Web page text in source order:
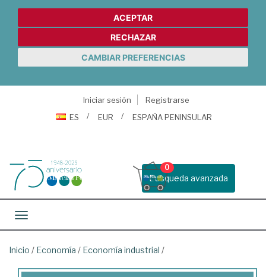
ACEPTAR
RECHAZAR
CAMBIAR PREFERENCIAS
Iniciar sesión
Registrarse
ES
EUR ESPAÑA PENINSULAR
Busqueda avanzada
0
Toggle navigation
Inicio / Economía / Economía industrial /